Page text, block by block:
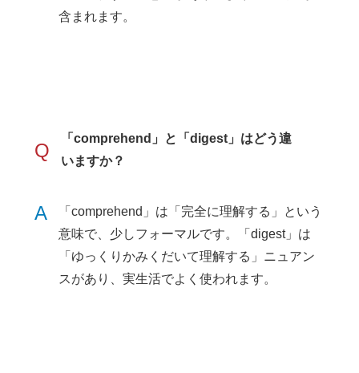
含まれます。
Q
「comprehend」と「digest」はどう違
いますか？
A
「comprehend」は「完全に理解する」という
意味で、少しフォーマルです。「digest」は
「ゆっくりかみくだいて理解する」ニュアン
スがあり、実生活でよく使われます。